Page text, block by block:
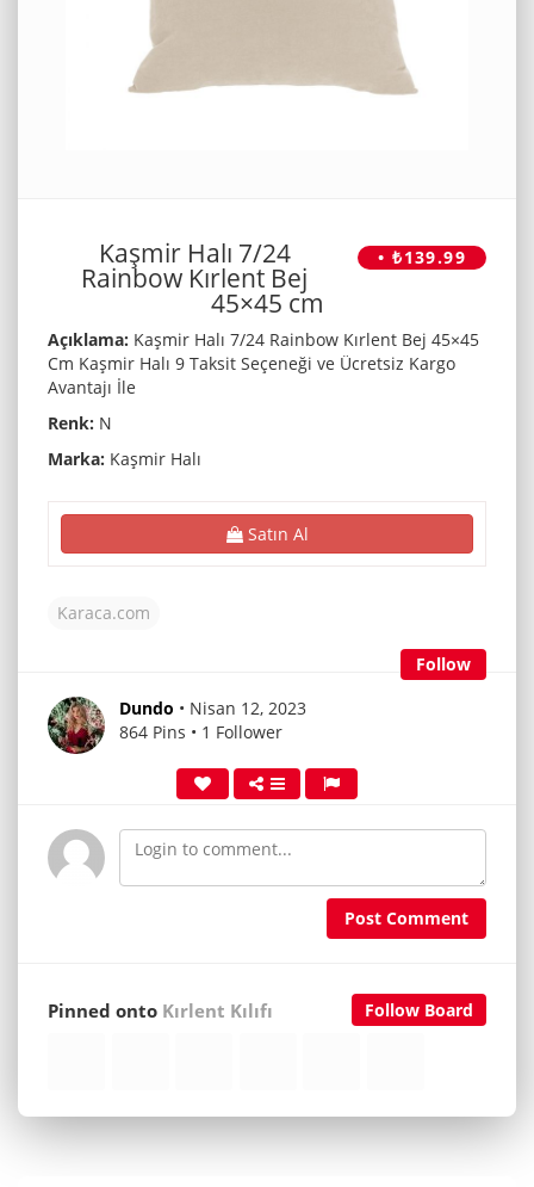
• ₺139.99
Kaşmir Halı 7/24
Rainbow Kırlent Bej
45×45 cm
Açıklama: Kaşmir Halı 7/24 Rainbow Kırlent Bej 45×45
Cm Kaşmir Halı 9 Taksit Seçeneği ve Ücretsiz Kargo
Avantajı İle
Renk: N
Marka: Kaşmir Halı
Satın Al
Karaca.com
Follow
Dundo • Nisan 12, 2023
864 Pins • 1 Follower
Post Comment
Follow Board
Pinned onto Kırlent Kılıfı